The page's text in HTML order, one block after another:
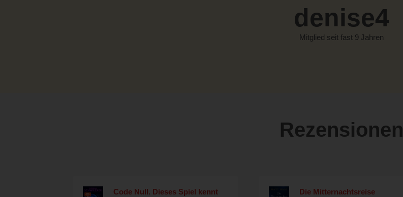
denise4
Mitglied seit fast 9 Jahren
Rezensionen
Code Null. Dieses Spiel kennt
Die Mitternachtsreise